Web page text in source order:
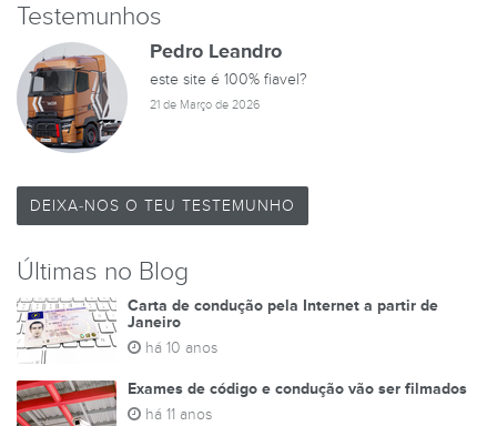
Testemunhos
Pedro Leandro
este site é 100% fiavel?
21 de Março de 2026
DEIXA-NOS O TEU TESTEMUNHO
Últimas no Blog
Carta de condução pela Internet a partir de
Janeiro
há 10 anos
Exames de código e condução vão ser filmados
há 11 anos